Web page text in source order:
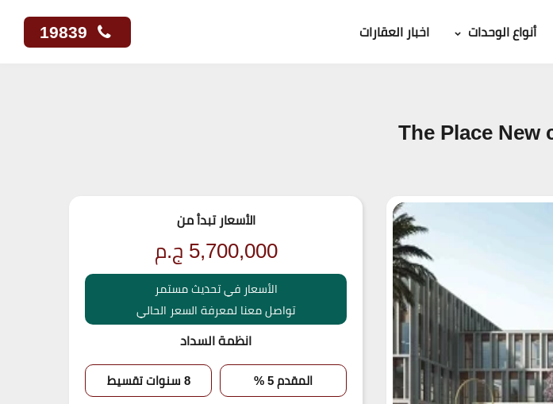
أنواع الوحدات اخبار العقارات
الأسعار تبدأ من
5,700,000ج.م
الأسعار في تحديث مستمر
تواصل معنا لمعرفة السعر الحالي
انظمة السداد
المقدم 5 % 8 سنوات تقسيط